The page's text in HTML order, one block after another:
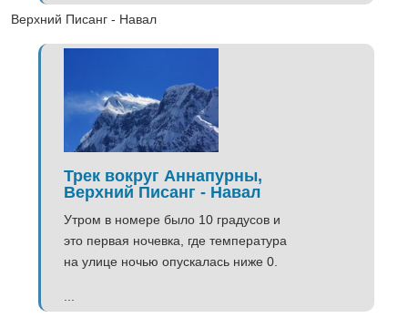
Верхний Писанг - Навал
Трек вокруг Аннапурны,
Верхний Писанг - Навал
Утром в номере было 10 градусов и
это первая ночевка, где температура
на улице ночью опускалась ниже 0.